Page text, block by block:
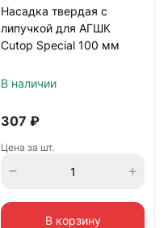
Насадка твердая с
липучкой для АГШК
Cutop Special 100 мм
В наличии
307 ₽
Цена за шт.
В корзину